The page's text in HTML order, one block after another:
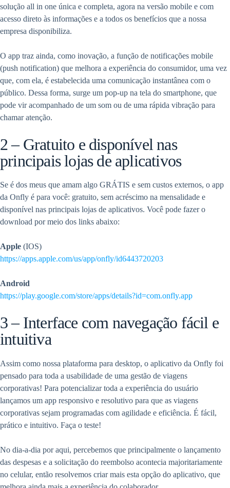
solução all in one única e completa, agora na versão mobile e com
acesso direto às informações e a todos os benefícios que a nossa
empresa disponibiliza.
O app traz ainda, como inovação, a função de notificações mobile
(push notification) que melhora a experiência do consumidor, uma vez
que, com ela, é estabelecida uma comunicação instantânea com o
público. Dessa forma, surge um pop-up na tela do smartphone, que
pode vir acompanhado de um som ou de uma rápida vibração para
chamar atenção.
2 – Gratuito e disponível nas
principais lojas de aplicativos
Se é dos meus que amam algo GRÁTIS e sem custos externos, o app
da Onfly é para você: gratuito, sem acréscimo na mensalidade e
disponível nas principais lojas de aplicativos. Você pode fazer o
download por meio dos links abaixo:
Apple (IOS)
https://apps.apple.com/us/app/onfly/id6443720203
Android
https://play.google.com/store/apps/details?id=com.onfly.app
3 – Interface com navegação fácil e
intuitiva
Assim como nossa plataforma para desktop, o aplicativo da Onfly foi
pensado para toda a usabilidade de uma gestão de viagens
corporativas! Para potencializar toda a experiência do usuário
lançamos um app responsivo e resolutivo para que as viagens
corporativas sejam programadas com agilidade e eficiência. É fácil,
prático e intuitivo. Faça o teste!
No dia-a-dia por aqui, percebemos que principalmente o lançamento
das despesas e a solicitação do reembolso acontecia majoritariamente
no celular, então resolvemos criar mais esta opção do aplicativo, que